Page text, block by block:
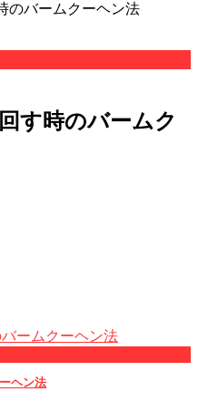
のバームクーヘン法
す時のバームク
ヘン法